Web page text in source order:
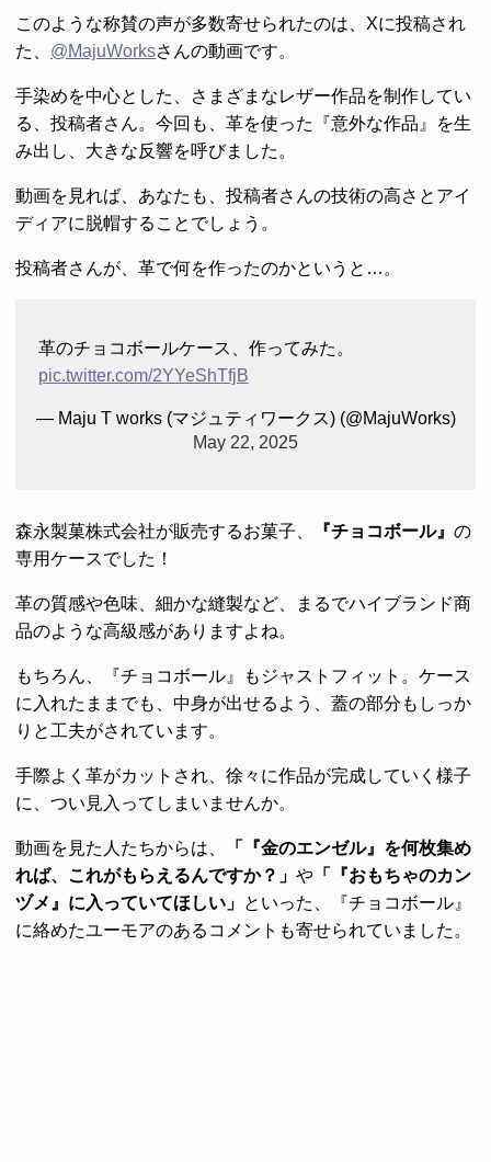
このような称賛の声が多数寄せられたのは、Xに投稿され
た、 @MajuWorksさんの動画です。
手染めを中心とした、さまざまなレザー作品を制作してい
る、投稿者さん。今回も、革を使った『意外な作品』を生
み出し、大きな反響を呼びました。
動画を見れば、あなたも、投稿者さんの技術の高さとアイ
ディアに脱帽することでしょう。
投稿者さんが、革で何を作ったのかというと…。
革のチョコボールケース、作ってみた。
pic.twitter.com/2YYeShTfjB
— Maju T works (マジュティワークス) (@MajuWorks)
May 22, 2025
森永製菓株式会社が販売するお菓子、 『チョコボール』 の
専用ケースでした！
革の質感や色味、細かな縫製など、まるでハイブランド商
品のような高級感がありますよね。
もちろん、『チョコボール』もジャストフィット。ケース
に入れたままでも、中身が出せるよう、蓋の部分もしっか
りと工夫がされています。
手際よく革がカットされ、徐々に作品が完成していく様子
に、つい見入ってしまいませんか。
動画を見た人たちからは、
「『金のエンゼル』を何枚集め
れば、これがもらえるんですか？」 や 「『おもちゃのカン
ヅメ』に入っていてほしい」 といった、『チョコボール』
に絡めたユーモアのあるコメントも寄せられていました。